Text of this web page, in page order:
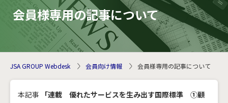
会員様専用の記事について
JSA GROUP Webdesk 会員向け情報 会員様専用の記事について
本記事
「連載 優れたサービスを生み出す国際標準 ①顧